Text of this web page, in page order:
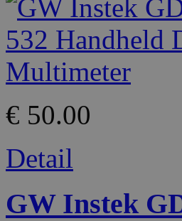
€ 50.00
Detail
GW Instek